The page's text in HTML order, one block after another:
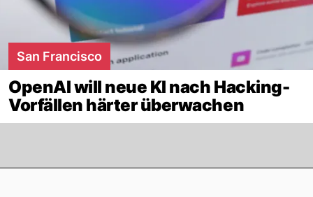
San Francisco
OpenAI will neue KI nach Hacking-
Vorfällen härter überwachen